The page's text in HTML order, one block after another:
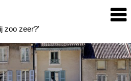
zoo zeer?'